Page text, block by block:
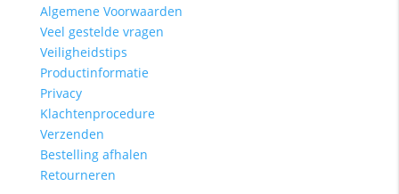
Algemene Voorwaarden
Veel gestelde vragen
Veiligheidstips
Productinformatie
Privacy
Klachtenprocedure
Verzenden
Bestelling afhalen
Retourneren